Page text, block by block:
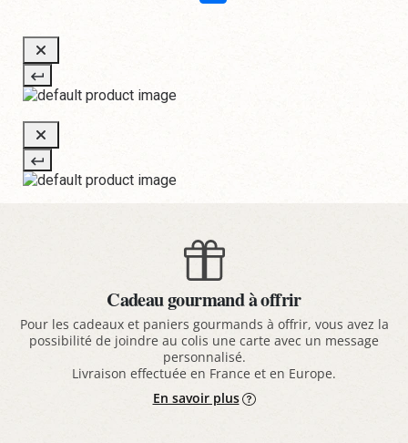
Cadeau gourmand à offrir
Pour les cadeaux et paniers gourmands à offrir, vous avez la
possibilité de joindre au colis une carte avec un message
personnalisé.
Livraison effectuée en France et en Europe.
En savoir plus